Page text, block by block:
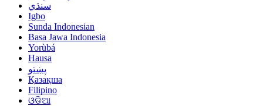
سنڌي
Igbo
Sunda Indonesian
Basa Jawa Indonesia
Yorùbá
Hausa
پښتو
Қазақша
Filipino
ଓଡିଆ